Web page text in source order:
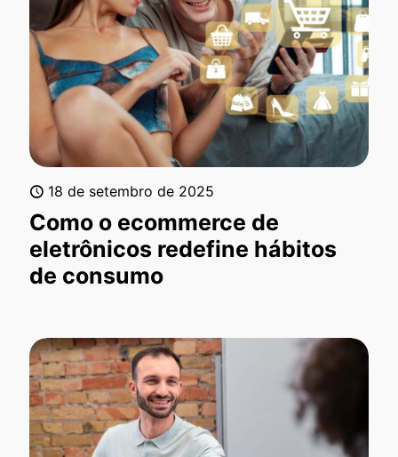
18 de setembro de 2025
Como o ecommerce de
eletrônicos redefine hábitos
de consumo